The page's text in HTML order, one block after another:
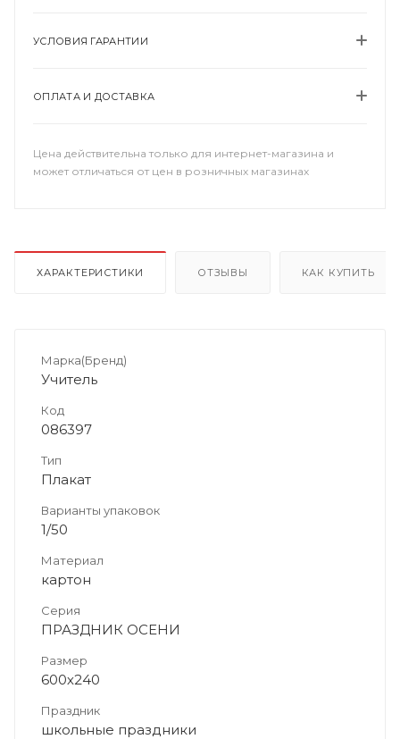
УСЛОВИЯ ГАРАНТИИ
ОПЛАТА И ДОСТАВКА
Цена действительна только для интернет-магазина и
может отличаться от цен в розничных магазинах
ХАРАКТЕРИСТИКИ ОТЗЫВЫ КАК КУПИТЬ
Марка(Бренд)
Учитель
Код
086397
Тип
Плакат
Варианты упаковок
1/50
Материал
картон
Серия
ПРАЗДНИК ОСЕНИ
Размер
600х240
Праздник
школьные праздники